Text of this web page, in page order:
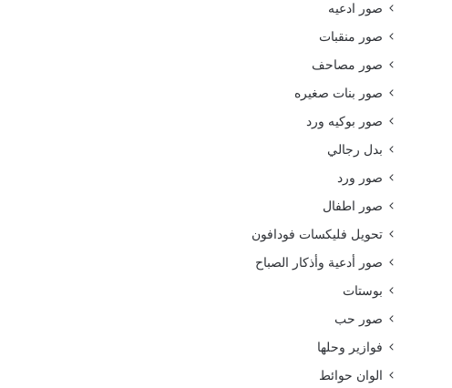
صور ادعيه
صور منقبات
صور مصاحف
صور بنات صغيره
صور بوكيه ورد
بدل رجالي
صور ورد
صور اطفال
تحويل فليكسات فودافون
صور أدعية وأذكار الصباح
بوستات
صور حب
فوازير وحلها
الوان حوائط